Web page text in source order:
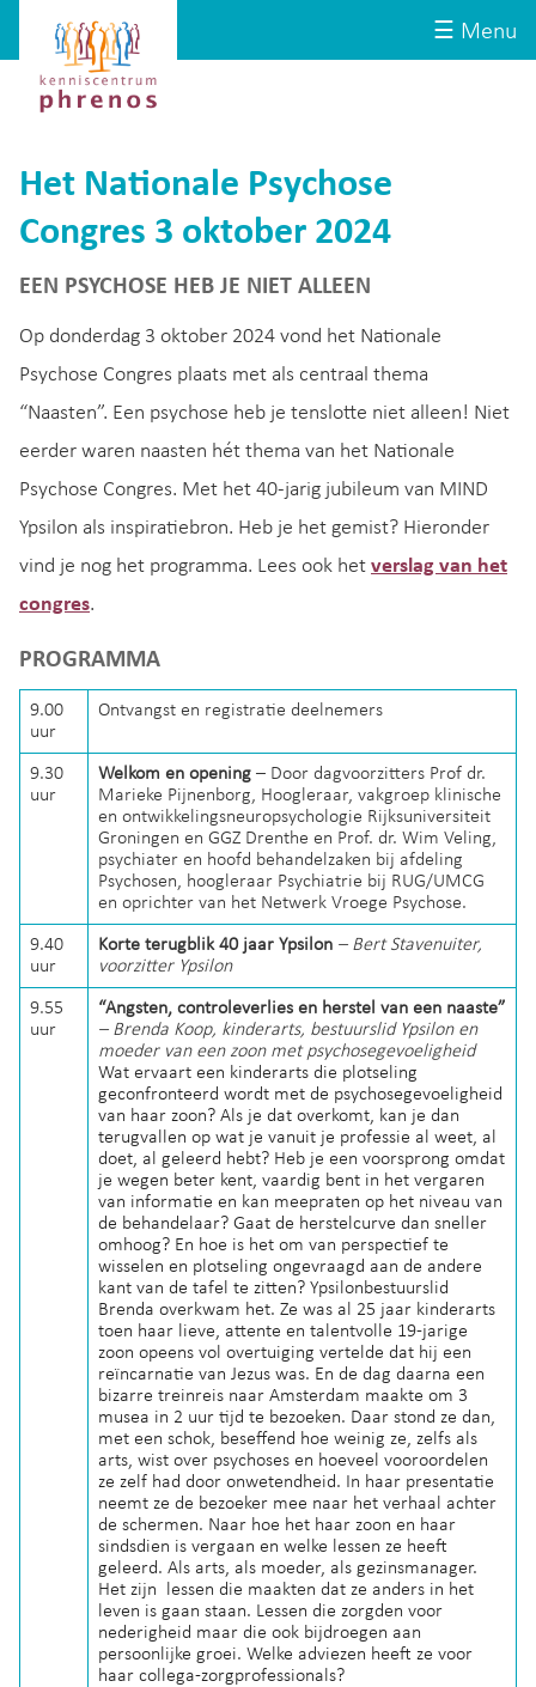
☰ Menu
Kenniscentrum
Phrenos
website
Het Nationale Psychose
Congres 3 oktober 2024
EEN PSYCHOSE HEB JE NIET ALLEEN
Op donderdag 3 oktober 2024 vond het Nationale
Psychose Congres plaats met als centraal thema
“Naasten”. Een psychose heb je tenslotte niet alleen! Niet
eerder waren naasten hét thema van het Nationale
Psychose Congres. Met het 40-jarig jubileum van MIND
Ypsilon als inspiratiebron. Heb je het gemist? Hieronder
vind je nog het programma. Lees ook het verslag van het
congres.
PROGRAMMA
9.00
uur
Ontvangst en registratie deelnemers
9.30
uur
Welkom en opening – Door dagvoorzitters Prof dr.
Marieke Pijnenborg, Hoogleraar, vakgroep klinische
en ontwikkelingsneuropsychologie Rijksuniversiteit
Groningen en GGZ Drenthe en Prof. dr. Wim Veling,
psychiater en hoofd behandelzaken bij afdeling
Psychosen, hoogleraar Psychiatrie bij RUG/UMCG
en oprichter van het Netwerk Vroege Psychose.
9.40
uur
Korte terugblik 40 jaar Ypsilon – Bert Stavenuiter,
voorzitter Ypsilon
9.55
uur
“Angsten, controleverlies en herstel van een naaste”
– Brenda Koop, kinderarts, bestuurslid Ypsilon en
moeder van een zoon met psychosegevoeligheid
Wat ervaart een kinderarts die plotseling
geconfronteerd wordt met de psychosegevoeligheid
van haar zoon? Als je dat overkomt, kan je dan
terugvallen op wat je vanuit je professie al weet, al
doet, al geleerd hebt? Heb je een voorsprong omdat
je wegen beter kent, vaardig bent in het vergaren
van informatie en kan meepraten op het niveau van
de behandelaar? Gaat de herstelcurve dan sneller
omhoog? En hoe is het om van perspectief te
wisselen en plotseling ongevraagd aan de andere
kant van de tafel te zitten? Ypsilonbestuurslid
Brenda overkwam het. Ze was al 25 jaar kinderarts
toen haar lieve, attente en talentvolle 19-jarige
zoon opeens vol overtuiging vertelde dat hij een
reïncarnatie van Jezus was. En de dag daarna een
bizarre treinreis naar Amsterdam maakte om 3
musea in 2 uur tijd te bezoeken. Daar stond ze dan,
met een schok, beseffend hoe weinig ze, zelfs als
arts, wist over psychoses en hoeveel vooroordelen
ze zelf had door onwetendheid. In haar presentatie
neemt ze de bezoeker mee naar het verhaal achter
de schermen. Naar hoe het haar zoon en haar
sindsdien is vergaan en welke lessen ze heeft
geleerd. Als arts, als moeder, als gezinsmanager.
Het zijn lessen die maakten dat ze anders in het
leven is gaan staan. Lessen die zorgden voor
nederigheid maar die ook bijdroegen aan
persoonlijke groei. Welke adviezen heeft ze voor
haar collega-zorgprofessionals?